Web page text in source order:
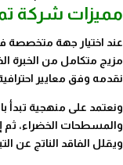
مميزات شركة
عند اختيار جهة متخصصة
مزيج متكامل من الخبرة
نقدمه وفق معايير
ونعتمد على منهجية تبدأ
والمسطحات الخضراء، ثم
ويقلل الفاقد الناتج عن